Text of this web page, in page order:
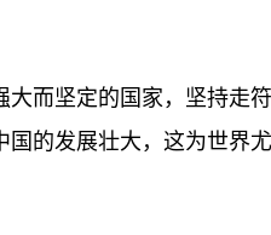
而坚定的国家，坚持走
的发展壮大，这为世界